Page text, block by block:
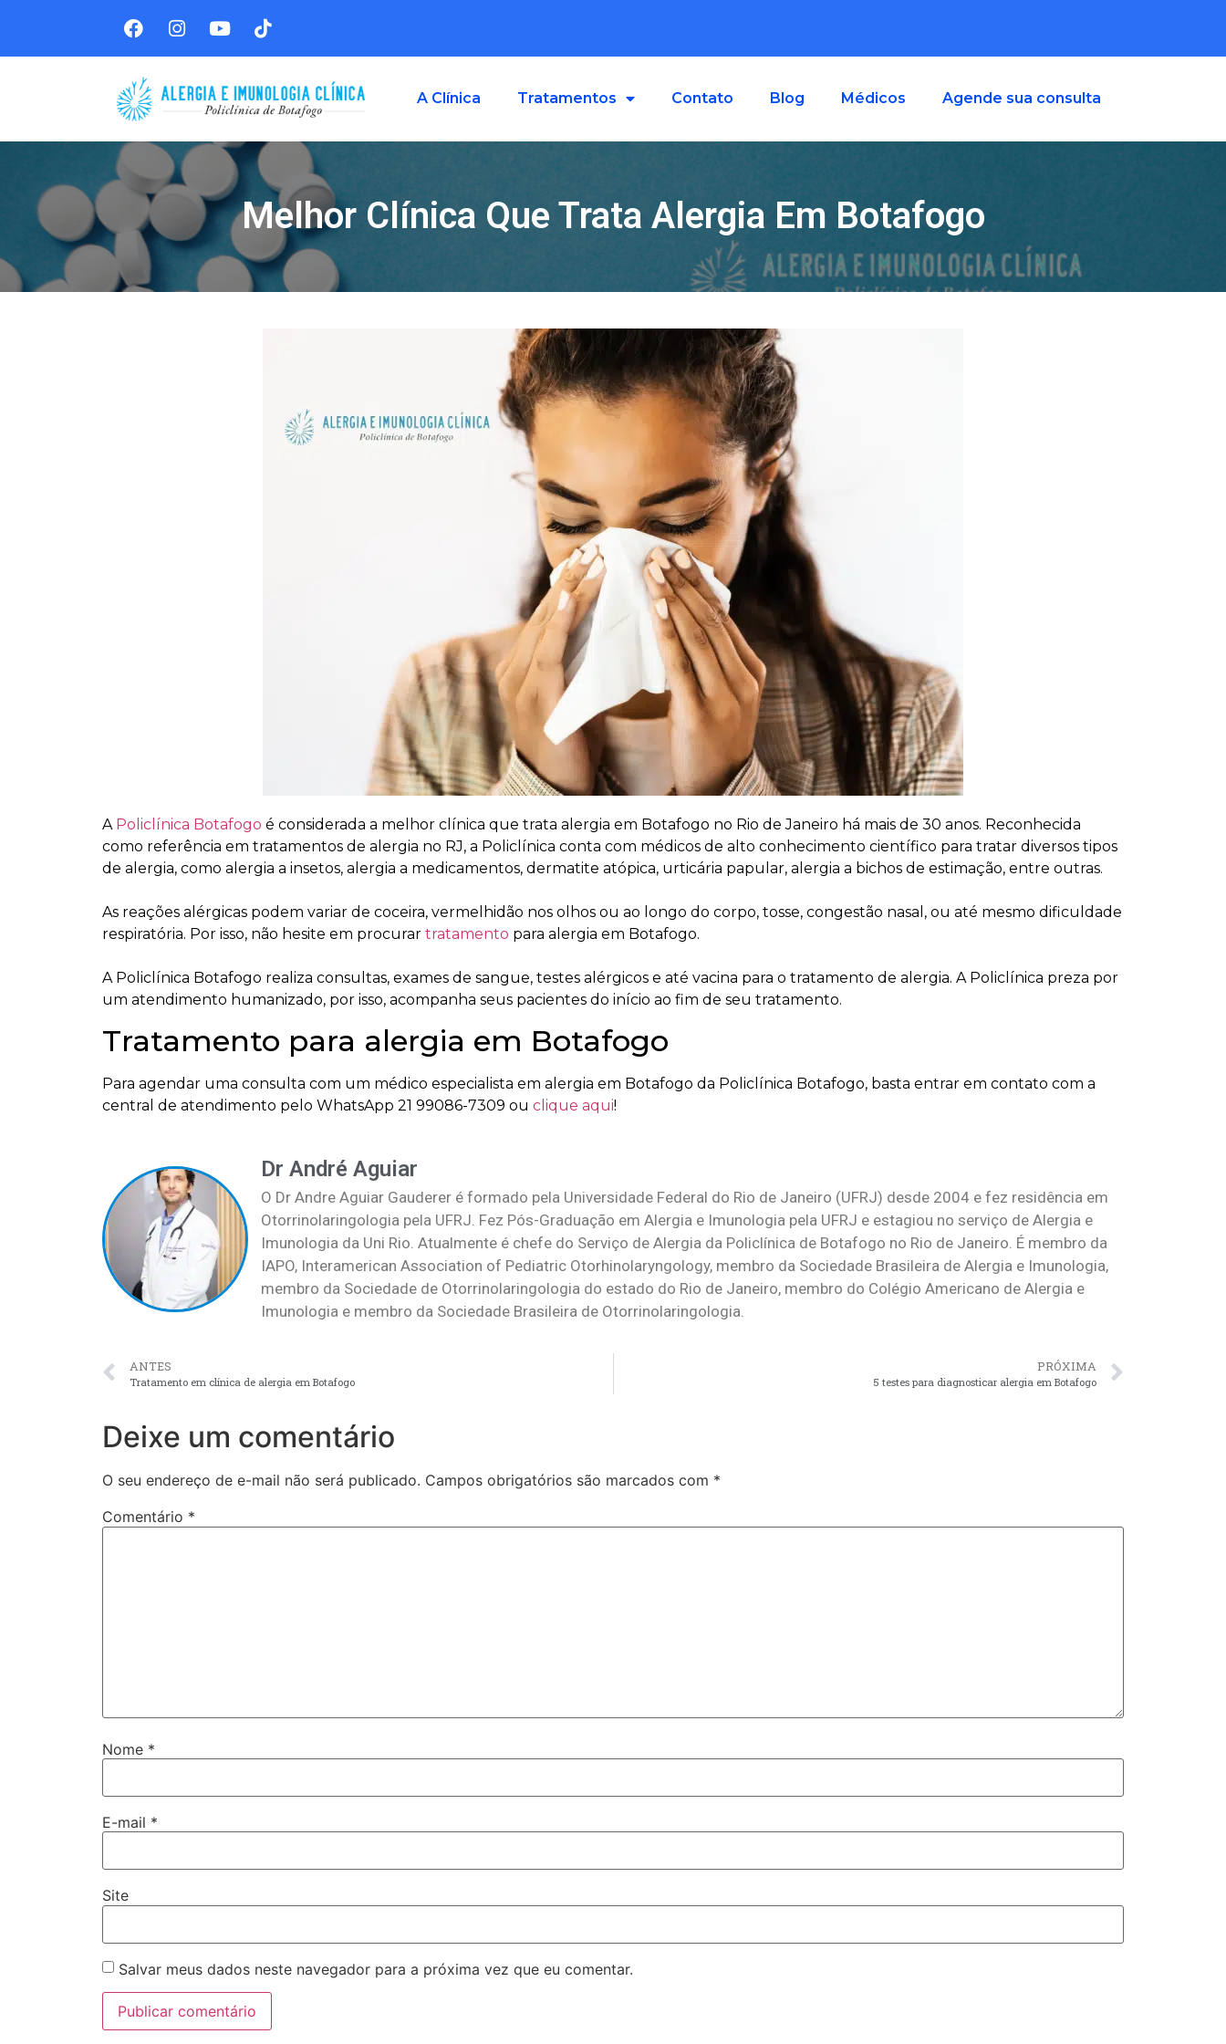
A Clínica Tratamentos Contato Blog Médicos Agende sua consulta
Melhor Clínica Que Trata Alergia Em Botafogo
A Policlínica Botafogo é considerada a melhor clínica que trata alergia em Botafogo no Rio de Janeiro há mais de 30 anos. Reconhecida
como referência em tratamentos de alergia no RJ, a Policlínica conta com médicos de alto conhecimento científico para tratar diversos tipos
de alergia, como alergia a insetos, alergia a medicamentos, dermatite atópica, urticária papular, alergia a bichos de estimação, entre outras.
As reações alérgicas podem variar de coceira, vermelhidão nos olhos ou ao longo do corpo, tosse, congestão nasal, ou até mesmo dificuldade
respiratória. Por isso, não hesite em procurar tratamento para alergia em Botafogo.
A Policlínica Botafogo realiza consultas, exames de sangue, testes alérgicos e até vacina para o tratamento de alergia. A Policlínica preza por
um atendimento humanizado, por isso, acompanha seus pacientes do início ao fim de seu tratamento.
Tratamento para alergia em Botafogo
Para agendar uma consulta com um médico especialista em alergia em Botafogo da Policlínica Botafogo, basta entrar em contato com a
central de atendimento pelo WhatsApp 21 99086-7309 ou clique aqui!
Dr André Aguiar
O Dr Andre Aguiar Gauderer é formado pela Universidade Federal do Rio de Janeiro (UFRJ) desde 2004 e fez residência em
Otorrinolaringologia pela UFRJ. Fez Pós-Graduação em Alergia e Imunologia pela UFRJ e estagiou no serviço de Alergia e
Imunologia da Uni Rio. Atualmente é chefe do Serviço de Alergia da Policlínica de Botafogo no Rio de Janeiro. É membro da
IAPO, Interamerican Association of Pediatric Otorhinolaryngology, membro da Sociedade Brasileira de Alergia e Imunologia,
membro da Sociedade de Otorrinolaringologia do estado do Rio de Janeiro, membro do Colégio Americano de Alergia e
Imunologia e membro da Sociedade Brasileira de Otorrinolaringologia.
ANTES
Tratamento em clínica de alergia em Botafogo
PRÓXIMA
5 testes para diagnosticar alergia em Botafogo
Deixe um comentário
O seu endereço de e-mail não será publicado. Campos obrigatórios são marcados com *
Comentário *
Nome *
E-mail *
Site
Salvar meus dados neste navegador para a próxima vez que eu comentar.